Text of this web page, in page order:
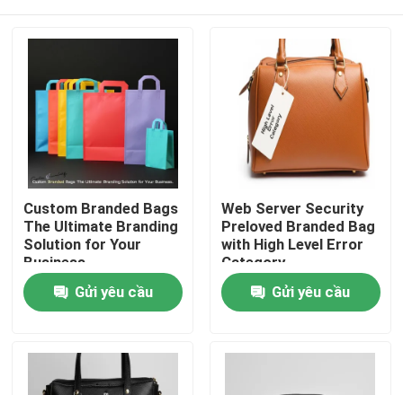
Trang chủ
Video
Custom Branded Bags
The Ultimate Branding
Solution for Your
Business
Gửi yêu cầu
Web Server Security
Preloved Branded Bag
with High Level Error
Category
Gửi yêu cầu